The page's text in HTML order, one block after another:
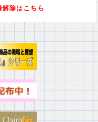
除はこちら